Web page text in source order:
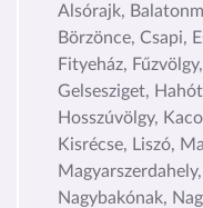
Alsórajk,
Börzönce, Csapi,
Fityeház,
Gelsesziget,
Hosszúvölgy,
Kisrécse, Liszó,
Nagybakónak,